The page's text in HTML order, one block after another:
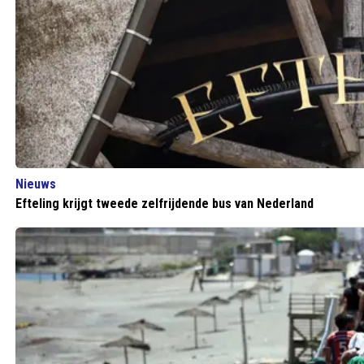
Nieuws
Efteling krijgt tweede zelfrijdende bus van Nederland